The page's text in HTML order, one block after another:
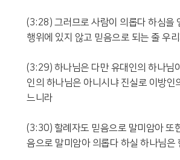
(3:28) 그러므로 사람이 의롭다 하심을
행위에 있지 않고 믿음으로 되는 줄 우
(3:29) 하나님은 다만 유대인의 하나님
인의 하나님은 아니시냐 진실로 이방인
느니라
(3:30) 할례자도 믿음으로 말미암아 또
음으로 말미암아 의롭다 하실 하나님은